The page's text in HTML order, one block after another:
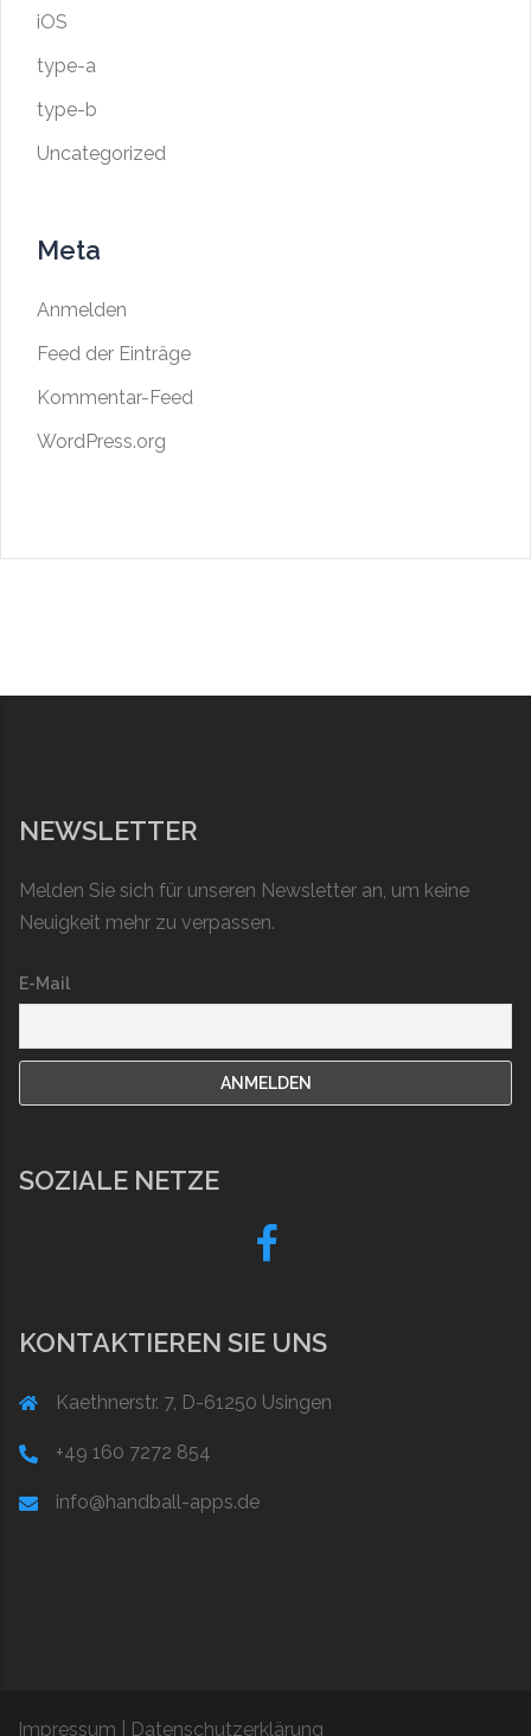
iOS
type-a
type-b
Uncategorized
Meta
Anmelden
Feed der Einträge
Kommentar-Feed
WordPress.org
NEWSLETTER
Melden Sie sich für unseren Newsletter an, um keine
Neuigkeit mehr zu verpassen.
E-Mail
SOZIALE NETZE
Fb
KONTAKTIEREN SIE UNS
Kaethnerstr. 7, D-61250 Usingen
+49 160 7272 854
info@handball-apps.de
Impressum Datenschutzerklärung